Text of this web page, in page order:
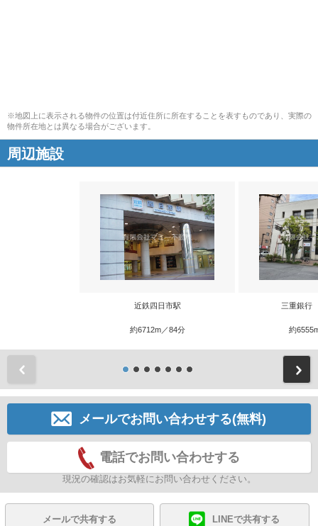
※地図上に表示される物件の位置は付近住所に所在することを表すものであり、実際の
物件所在地とは異なる場合がございます。
周辺施設
近鉄四日市駅
約6712m／84分
三重銀行
約
メールでお問い合わせする(無料)
電話でお問い合わせする
現況の確認はお気軽にお問い合わせください。
メールで共有する LINEで共有する